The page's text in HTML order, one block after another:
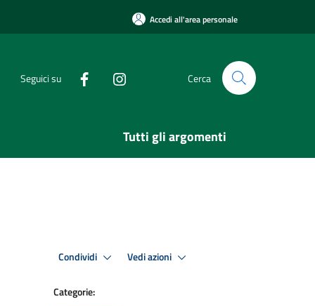
Accedi all'area personale
Seguici su Cerca
Tutti gli argomenti
Condividi Vedi azioni
Categorie: